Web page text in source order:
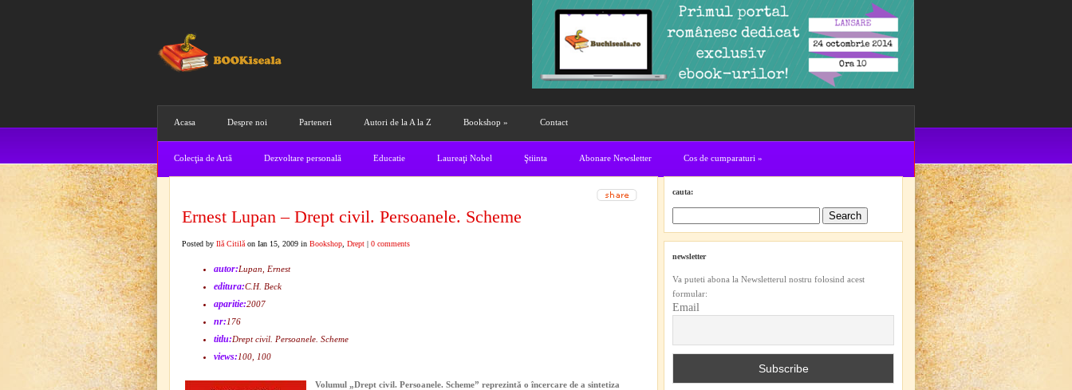
Acasa Despre noi Parteneri Autori de la A la Z Bookshop » Contact
Colecţia de Artă Dezvoltare personală Educatie Laureaţi Nobel Ştiinta Abonare Newsletter Cos de cumparaturi »
Ernest Lupan – Drept civil. Persoanele. Scheme
Posted by Ilă Citilă on Ian 15, 2009 in Bookshop Drept | 0 comments
autor:Lupan, Ernest
editura:C.H. Beck
aparitie:2007
nr:176
titlu:Drept civil. Persoanele. Scheme
views:100, 100
Volumul „Drept civil. Persoanele. Scheme” reprezintă o încercare de a sintetiza
cauta:
newsletter
Va puteti abona la Newsletterul nostru folosind acest
formular:
Email